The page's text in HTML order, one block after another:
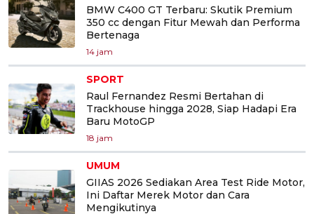
BMW C400 GT Terbaru: Skutik Premium
350 cc dengan Fitur Mewah dan Performa
Bertenaga
14 jam
SPORT
Raul Fernandez Resmi Bertahan di
Trackhouse hingga 2028, Siap Hadapi Era
Baru MotoGP
18 jam
UMUM
GIIAS 2026 Sediakan Area Test Ride Motor,
Ini Daftar Merek Motor dan Cara
Mengikutinya